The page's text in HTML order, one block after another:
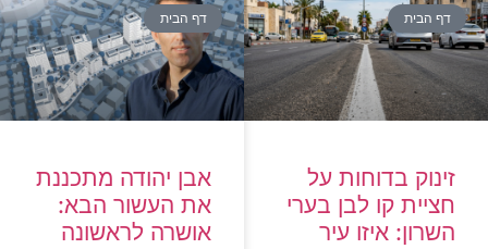
דף הבית
זינוק בדוחות על
חציית קו לבן בערי
השרון: איזו עיר
דף הבית
אבן יהודה מתכננת
את העשור הבא:
אושרה לראשונה